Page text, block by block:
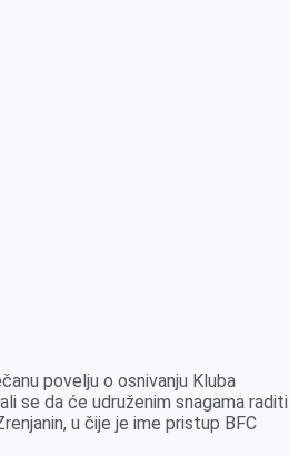
povelju o osnivanju Kluba
se da će udruženim snagama raditi
u čije je ime pristup BFC